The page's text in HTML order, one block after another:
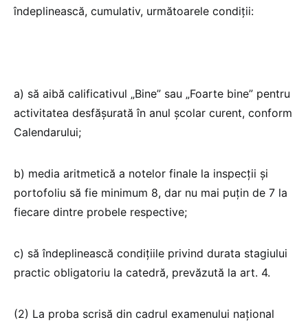
îndeplinească, cumulativ, următoarele condiţii:
a) să aibă calificativul „Bine” sau „Foarte bine” pentru
activitatea desfăşurată în anul şcolar curent, conform
Calendarului;
b) media aritmetică a notelor finale la inspecţii şi
portofoliu să fie minimum 8, dar nu mai puţin de 7 la
fiecare dintre probele respective;
c) să îndeplinească condiţiile privind durata stagiului
practic obligatoriu la catedră, prevăzută la art. 4.
(2) La proba scrisă din cadrul examenului naţional